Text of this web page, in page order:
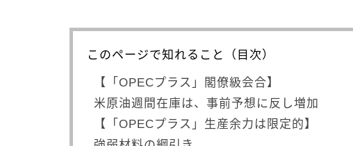
このページで知れること（目次）
【「OPECプラス」閣僚級会合】
米原油週間在庫は、事前予想に反し増加
【「OPECプラス」生産余力は限定的】